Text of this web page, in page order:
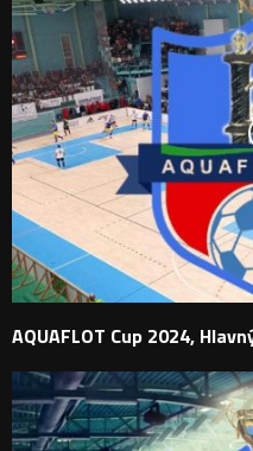
AQUAFLOT Cup 2024,